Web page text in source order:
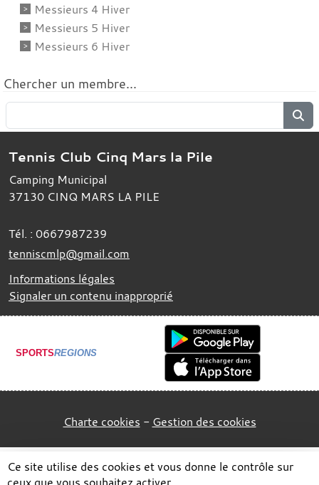
Messieurs 4 Hiver
Messieurs 5 Hiver
Messieurs 6 Hiver
Chercher un membre...
Tennis Club Cinq Mars la Pile
Camping Municipal
37130 CINQ MARS LA PILE
Tél. : 0667987239
tenniscmlp@gmail.com
Informations légales
Signaler un contenu inapproprié
SPORTSREGIONS
Charte cookies Gestion des cookies
Ce site utilise des cookies et vous donne le contrôle sur